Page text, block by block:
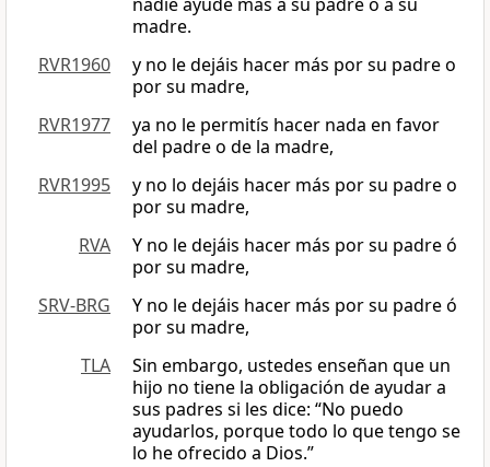
madre.
RVR1960
y no le dejáis hacer más por su padre o
por su madre,
RVR1977
ya no le permitís hacer nada en favor
del padre o de la madre,
RVR1995
y no lo dejáis hacer más por su padre o
por su madre,
RVA
Y no le dejáis hacer más por su padre ó
por su madre,
SRV-BRG
Y no le dejáis hacer más por su padre ó
por su madre,
TLA
Sin embargo, ustedes enseñan que un
hijo no tiene la obligación de ayudar a
sus padres si les dice: “No puedo
ayudarlos, porque todo lo que tengo se
lo he ofrecido a Dios.”